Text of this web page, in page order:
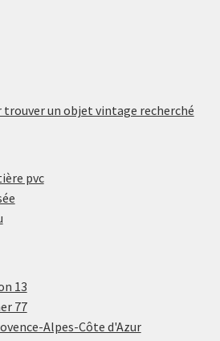
trouver un objet vintage recherché
pvc
13
77
Alpes-Côte d'Azur